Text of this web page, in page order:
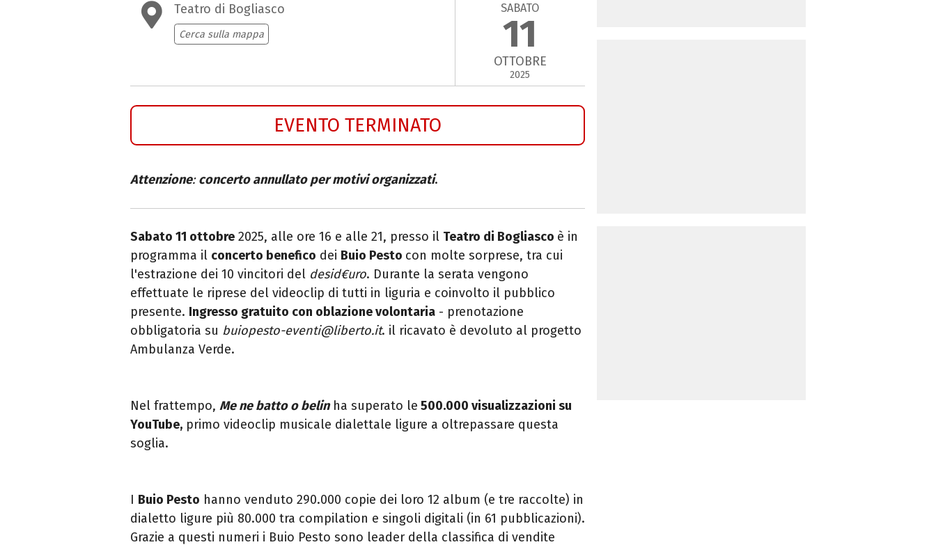
Teatro di Bogliasco
Cerca sulla mappa
SABATO
11
OTTOBRE
2025
EVENTO TERMINATO
Attenzione:concerto annullato per motivi organizzati.
Sabato 11 ottobre 2025, alle ore 16 e alle 21, presso il Teatro di Bogliasco è in
programma il concerto benefico dei Buio Pesto con molte sorprese, tra cui
l'estrazione dei 10 vincitori del desid€uro. Durante la serata vengono
effettuate le riprese del videoclip di tutti in liguria e coinvolto il pubblico
presente. Ingresso gratuito con oblazione volontaria - prenotazione
obbligatoria su buiopesto-eventi@liberto.it. il ricavato è devoluto al progetto
Ambulanza Verde.
Nel frattempo, Me ne batto o belinha superato le 500.000 visualizzazioni su
YouTube, primo videoclip musicale dialettale ligure a oltrepassare questa
soglia.
I Buio Pesto hanno venduto 290.000 copie dei loro 12 album (e tre raccolte) in
dialetto ligure più 80.000 tra compilation e singoli digitali (in 61 pubblicazioni).
Grazie a questi numeri i Buio Pesto sono leader della classifica di vendite